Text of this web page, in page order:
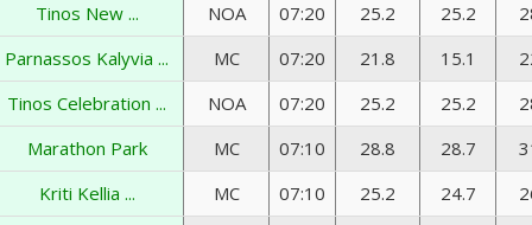
Tinos New ...
NOA 07:20 25.2 25.2
Parnassos Kalyvia ...
MC 07:20 21.8 15.1
Tinos Celebration ...
NOA 07:20 25.2 25.2
Marathon Park
MC 07:10 28.8 28.7
Kriti Kellia ...
MC 07:10 25.2 24.7